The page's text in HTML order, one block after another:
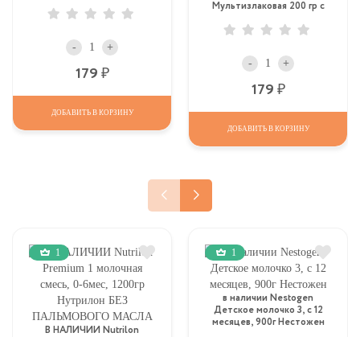
- +
179
ДОБАВИТЬ В КОРЗИНУ
Мультизлаковая 200 гр с
- +
179
ДОБАВИТЬ В КОРЗИНУ
1
В НАЛИЧИИ Nutrilon
1
в наличии Nestogen
Детское молочко 3, c 12
месяцев, 900г Нестожен